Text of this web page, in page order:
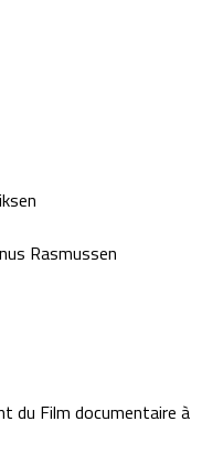
Rasmussen
du Film documentaire à